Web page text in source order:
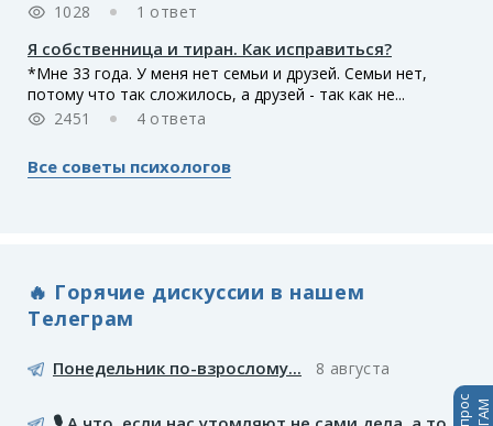
1028
1 ответ
Я собственница и тиран. Как исправиться?
*Мне 33 года. У меня нет семьи и друзей. Семьи нет,
потому что так сложилось, а друзей - так как не...
2451
4 ответа
Все советы психологов
🔥 Горячие дискуссии в нашем
Телеграм
Понедельник по-взрослому... 8 августа